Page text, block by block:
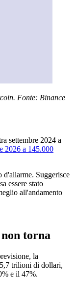
Fonte: Binance
settembre 2024 a
2026 a 145.000
d'allarme. Suggerisce
essere stato
all'andamento
torna
la
trilioni di dollari,
e il 47%.